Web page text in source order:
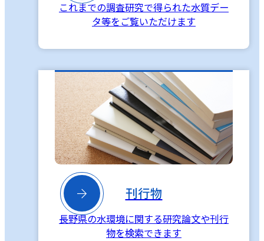
これまでの調査研究で得られた水質デー
タ等をご覧いただけます
 刊行物
長野県の水環境に関する研究論文や刊行
物を検索できます